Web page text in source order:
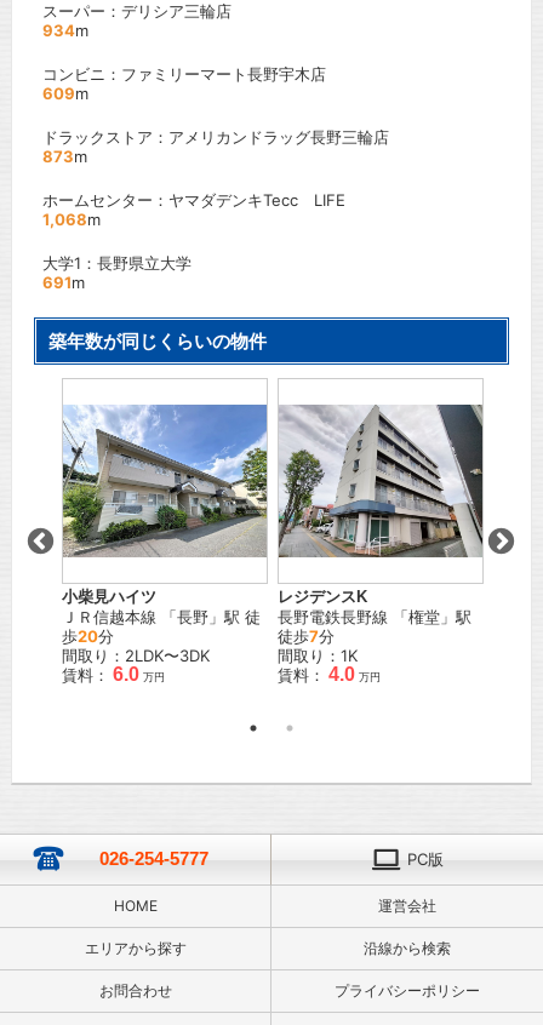
スーパー：デリシア三輪店
934m
コンビニ：ファミリーマート長野宇木店
609m
ドラックストア：アメリカンドラッグ長野三輪店
873m
ホームセンター：ヤマダデンキTecc LIFE
1,068m
大学1：長野県立大学
691m
築年数が同じくらいの物件
小柴見ハイツ
ＪＲ信越本線 「長野 」駅 徒
歩20分
間取り：2LDK〜3DK
賃料： 6.0 万円
レジデンスK
長野電鉄長野線 「権堂 」駅
徒歩7分
間取り：1K
賃料： 4.0 万円
026-254-5777 PC版
HOME 運営会社
エリアから探す 沿線から検索
お問合わせ プライバシーポリシー